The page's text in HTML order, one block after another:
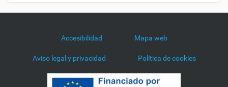
Accesibilidad Mapa web
Aviso legal y privacidad Política de cookies